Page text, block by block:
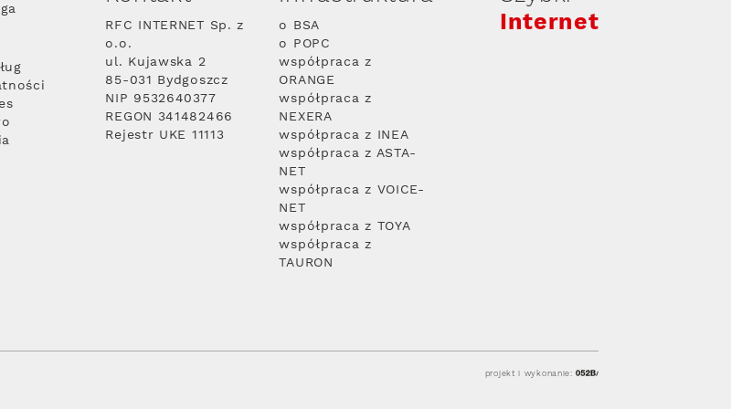
RFC INTERNET Sp. z
o.o.
ul. Kujawska 2
85-031 Bydgoszcz
NIP 9532640377
REGON 341482466
Rejestr UKE 11113
o BSA
o POPC
współpraca z
ORANGE
współpraca z
NEXERA
współpraca z INEA
współpraca z ASTA-
NET
współpraca z VOICE-
NET
współpraca z TOYA
współpraca z
TAURON
Internet
projekt i wykonanie: